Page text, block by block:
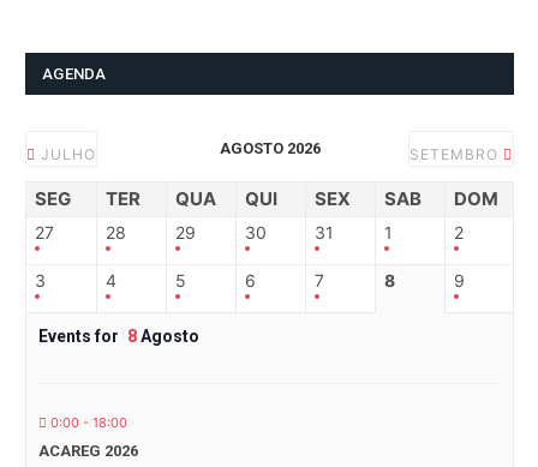
AGENDA
JULHO AGOSTO 2026 SETEMBRO
SEG TER QUA QUI SEX SAB DOM
27 28 29 30 31 1 2
3 4 5 6 7 8 9
Events for 8Agosto
0:00 - 18:00
ACAREG 2026